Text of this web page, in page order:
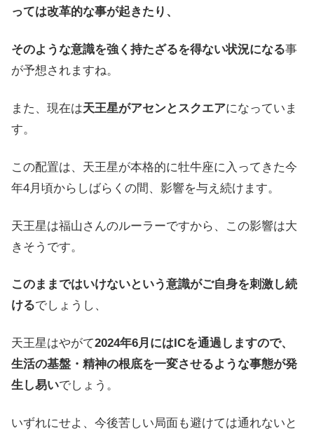
っては改革的な事が起きたり、
そのような意識を強く持たざるを得ない状況になる事
が予想されますね。
また、現在は天王星がアセンとスクエアになっていま
す。
この配置は、天王星が本格的に牡牛座に入ってきた今
年4月頃からしばらくの間、影響を与え続けます。
天王星は福山さんのルーラーですから、この影響は大
きそうです。
このままではいけないという意識がご自身を刺激し続
けるでしょうし、
天王星はやがて2024年6月にはICを通過しますので、
生活の基盤・精神の根底を一変させるような事態が発
生し易いでしょう。
いずれにせよ、今後苦しい局面も避けては通れないと